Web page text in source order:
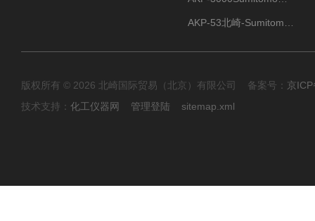
版权所有 © 2026 北崎国际贸易（北京）有限公司 备案号： 京
技术支持： 化工仪器网 管理登陆 sitemap.xml